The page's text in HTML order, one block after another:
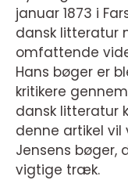
januar 1873 i
dansk litteratur
omfattende
Hans bøger er
kritikere
dansk litteratur
denne artikel vil
Jensens bøger,
vigtige træk.